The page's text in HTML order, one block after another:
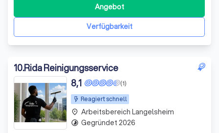
professionelles Team aus Reinigungsexperten setzt sich
leidenschaftlich dafür ein, Ihre Geschäftsräume nicht nur
zu reinigen, sondern auch Ihr Image zu po
Verfügbarkeit
Angebot
10.Rida Reinigungsservice
Reagiert schnell
(1)
8,1
place Arbeitsbereich Langelsheim
timelapse Gegründet 2026